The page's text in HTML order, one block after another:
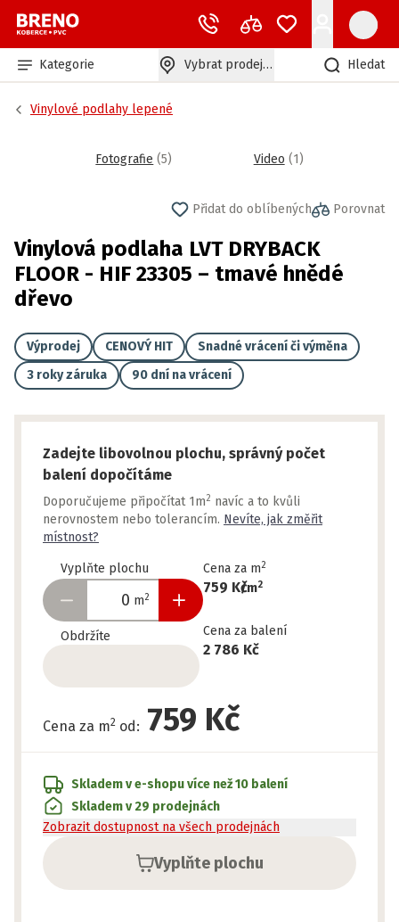
Kategorie Vybrat prodejnu Hledat
Vinylové podlahy lepené
Fotografie (5) Video (1)
Přidat do oblíbených Porovnat
Vinylová podlaha LVT DRYBACK
FLOOR - HIF 23305 – tmavé hnědé
dřevo
Výprodej CENOVÝ HIT
Snadné vrácení či výměna
3 roky záruka
90 dní na vrácení
Zadejte libovolnou plochu, správný počet
balení dopočítáme
Doporučujeme připočítat 1m2 navíc a to kvůli
nerovnostem nebo tolerancím. Nevíte, jak změřit
místnost?
Vyplňte plochu
m2
Obdržíte
Cena za m2
759 Kč
/m2
Cena za balení
2 786 Kč
Cena za m2 od: 759 Kč
Vyplňte plochu
Skladem v e-shopuvíce než 10 balení
Skladem v 29 prodejnách
Zobrazit dostupnost na všech prodejnách